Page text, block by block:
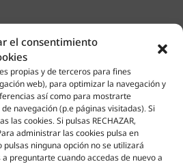
el consentimiento
propias y de terceros para fines
web), para optimizar la navegación y
así como para mostrarte
navegación (p.e páginas visitadas). Si
las cookies. Si pulsas RECHAZAR,
administrar las cookies pulsa en
pulsas ninguna opción no se utilizará
preguntarte cuando accedas de nuevo a